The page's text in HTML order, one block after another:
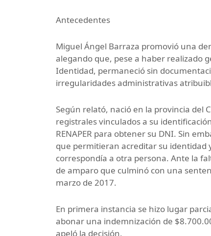
Antecedentes
Miguel Ángel Barraza promovió una
alegando que, pese a haber realizado
Identidad, permaneció sin
irregularidades administrativas
Según relató, nació en la provincia del
registrales vinculados a su
RENAPER para obtener su DNI. Sin
que permitieran acreditar su
correspondía a otra persona. Ante la
de amparo que culminó con una
marzo de 2017.
En primera instancia se hizo lugar
abonar una indemnización de
apeló la decisión.